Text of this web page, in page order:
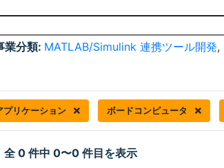
業分類: MATLAB/Simulink 連携ツール開発,
プリケーション ボードコンピュータ
全 0 件中 0〜0 件目を表示